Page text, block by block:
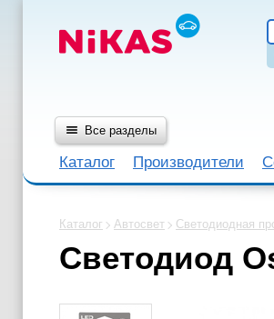
Все разделы
Каталог Производители
Каталог Автосвет Светодиодная
Светодиод